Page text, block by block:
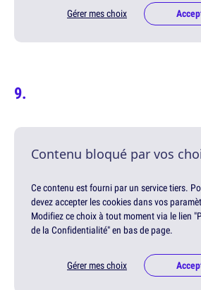
Gérer mes choix
Contenu bloqué par vos
Ce contenu est fourni par un service tiers.
devez accepter les cookies dans vos
Modifiez ce choix à tout moment via le lien
de la Confidentialité" en bas de page.
Gérer mes choix